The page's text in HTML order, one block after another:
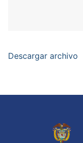
Descargar archivo